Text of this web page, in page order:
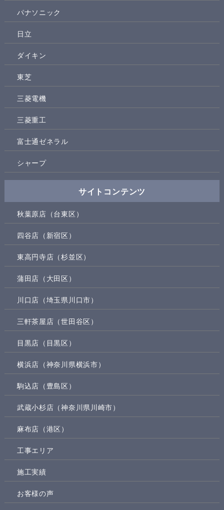
パナソニック
日立
ダイキン
東芝
三菱電機
三菱重工
富士通ゼネラル
シャープ
サイトコンテンツ
秋葉原店（台東区）
四谷店（新宿区）
東高円寺店（杉並区）
蒲田店（大田区）
川口店（埼玉県川口市）
三軒茶屋店（世田谷区）
目黒店（目黒区）
横浜店（神奈川県横浜市）
駒込店（豊島区）
武蔵小杉店（神奈川県川崎市）
麻布店（港区）
工事エリア
施工実績
お客様の声